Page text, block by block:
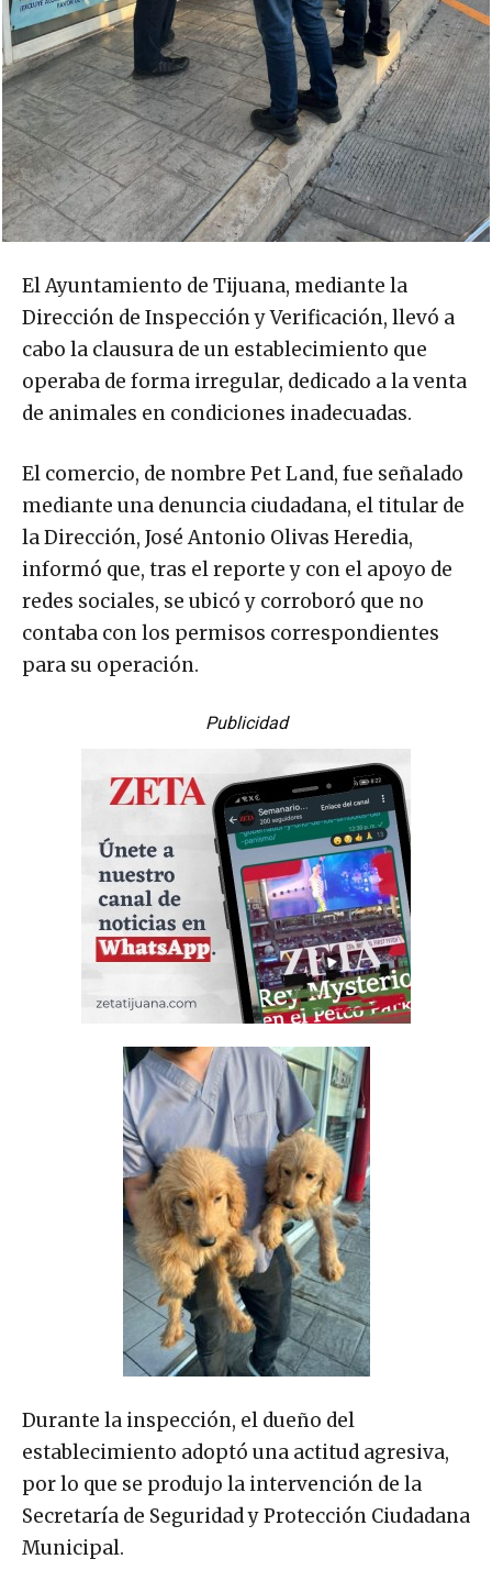
El Ayuntamiento de Tijuana, mediante la
Dirección de Inspección y Verificación, llevó a
cabo la clausura de un establecimiento que
operaba de forma irregular, dedicado a la venta
de animales en condiciones inadecuadas.
El comercio, de nombre Pet Land, fue señalado
mediante una denuncia ciudadana, el titular de
la Dirección, José Antonio Olivas Heredia,
informó que, tras el reporte y con el apoyo de
redes sociales, se ubicó y corroboró que no
contaba con los permisos correspondientes
para su operación.
Publicidad
Durante la inspección, el dueño del
establecimiento adoptó una actitud agresiva,
por lo que se produjo la intervención de la
Secretaría de Seguridad y Protección Ciudadana
Municipal.